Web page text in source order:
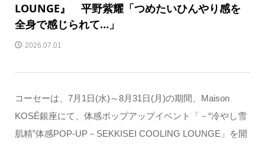
LOUNGE』 平野紫耀「つめたいひんやり感を
全身で感じられて…」
2026.07.01
コーセーは、7月1日(水)～8月31日(月)の期間、Maison
KOSÉ銀座にて、体感ポップアップイベント「－“冷やし雪
肌精”体感POP-UP－SEKKISEI COOLING LOUNGE」を開